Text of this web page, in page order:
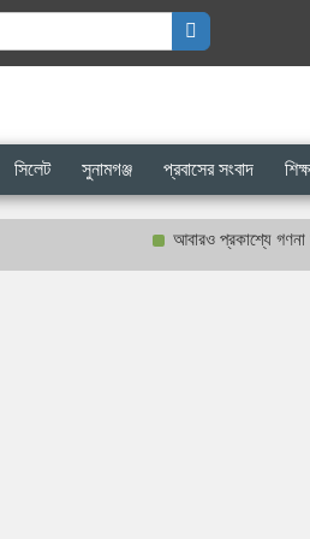
সিলেট সুনামগঞ্জ প্রবাসের সংবাদ
আবারও প্রকাশ্যে গণনা হবে